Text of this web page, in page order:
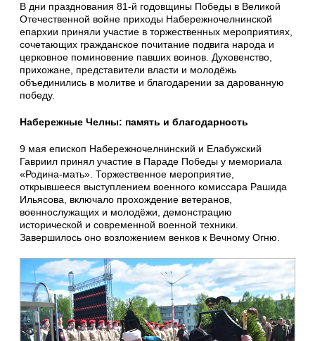
В дни празднования 81‑й годовщины Победы в Великой
Отечественной войне приходы Набережночелнинской
епархии приняли участие в торжественных мероприятиях,
сочетающих гражданское почитание подвига народа и
церковное поминовение павших воинов. Духовенство,
прихожане, представители власти и молодёжь
объединились в молитве и благодарении за дарованную
победу.
Набережные Челны: память и благодарность
9 мая епископ Набережночелнинский и Елабужский
Гавриил принял участие в Параде Победы у мемориала
«Родина‑мать». Торжественное мероприятие,
открывшееся выступлением военного комиссара Рашида
Ильясова, включало прохождение ветеранов,
военнослужащих и молодёжи, демонстрацию
исторической и современной военной техники.
Завершилось оно возложением венков к Вечному Огню.